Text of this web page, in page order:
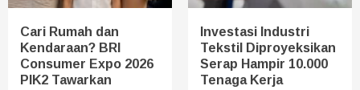
Cari Rumah dan
Kendaraan? BRI
Consumer Expo 2026
PIK2 Tawarkan
Investasi Industri
Tekstil Diproyeksikan
Serap Hampir 10.000
Tenaga Kerja